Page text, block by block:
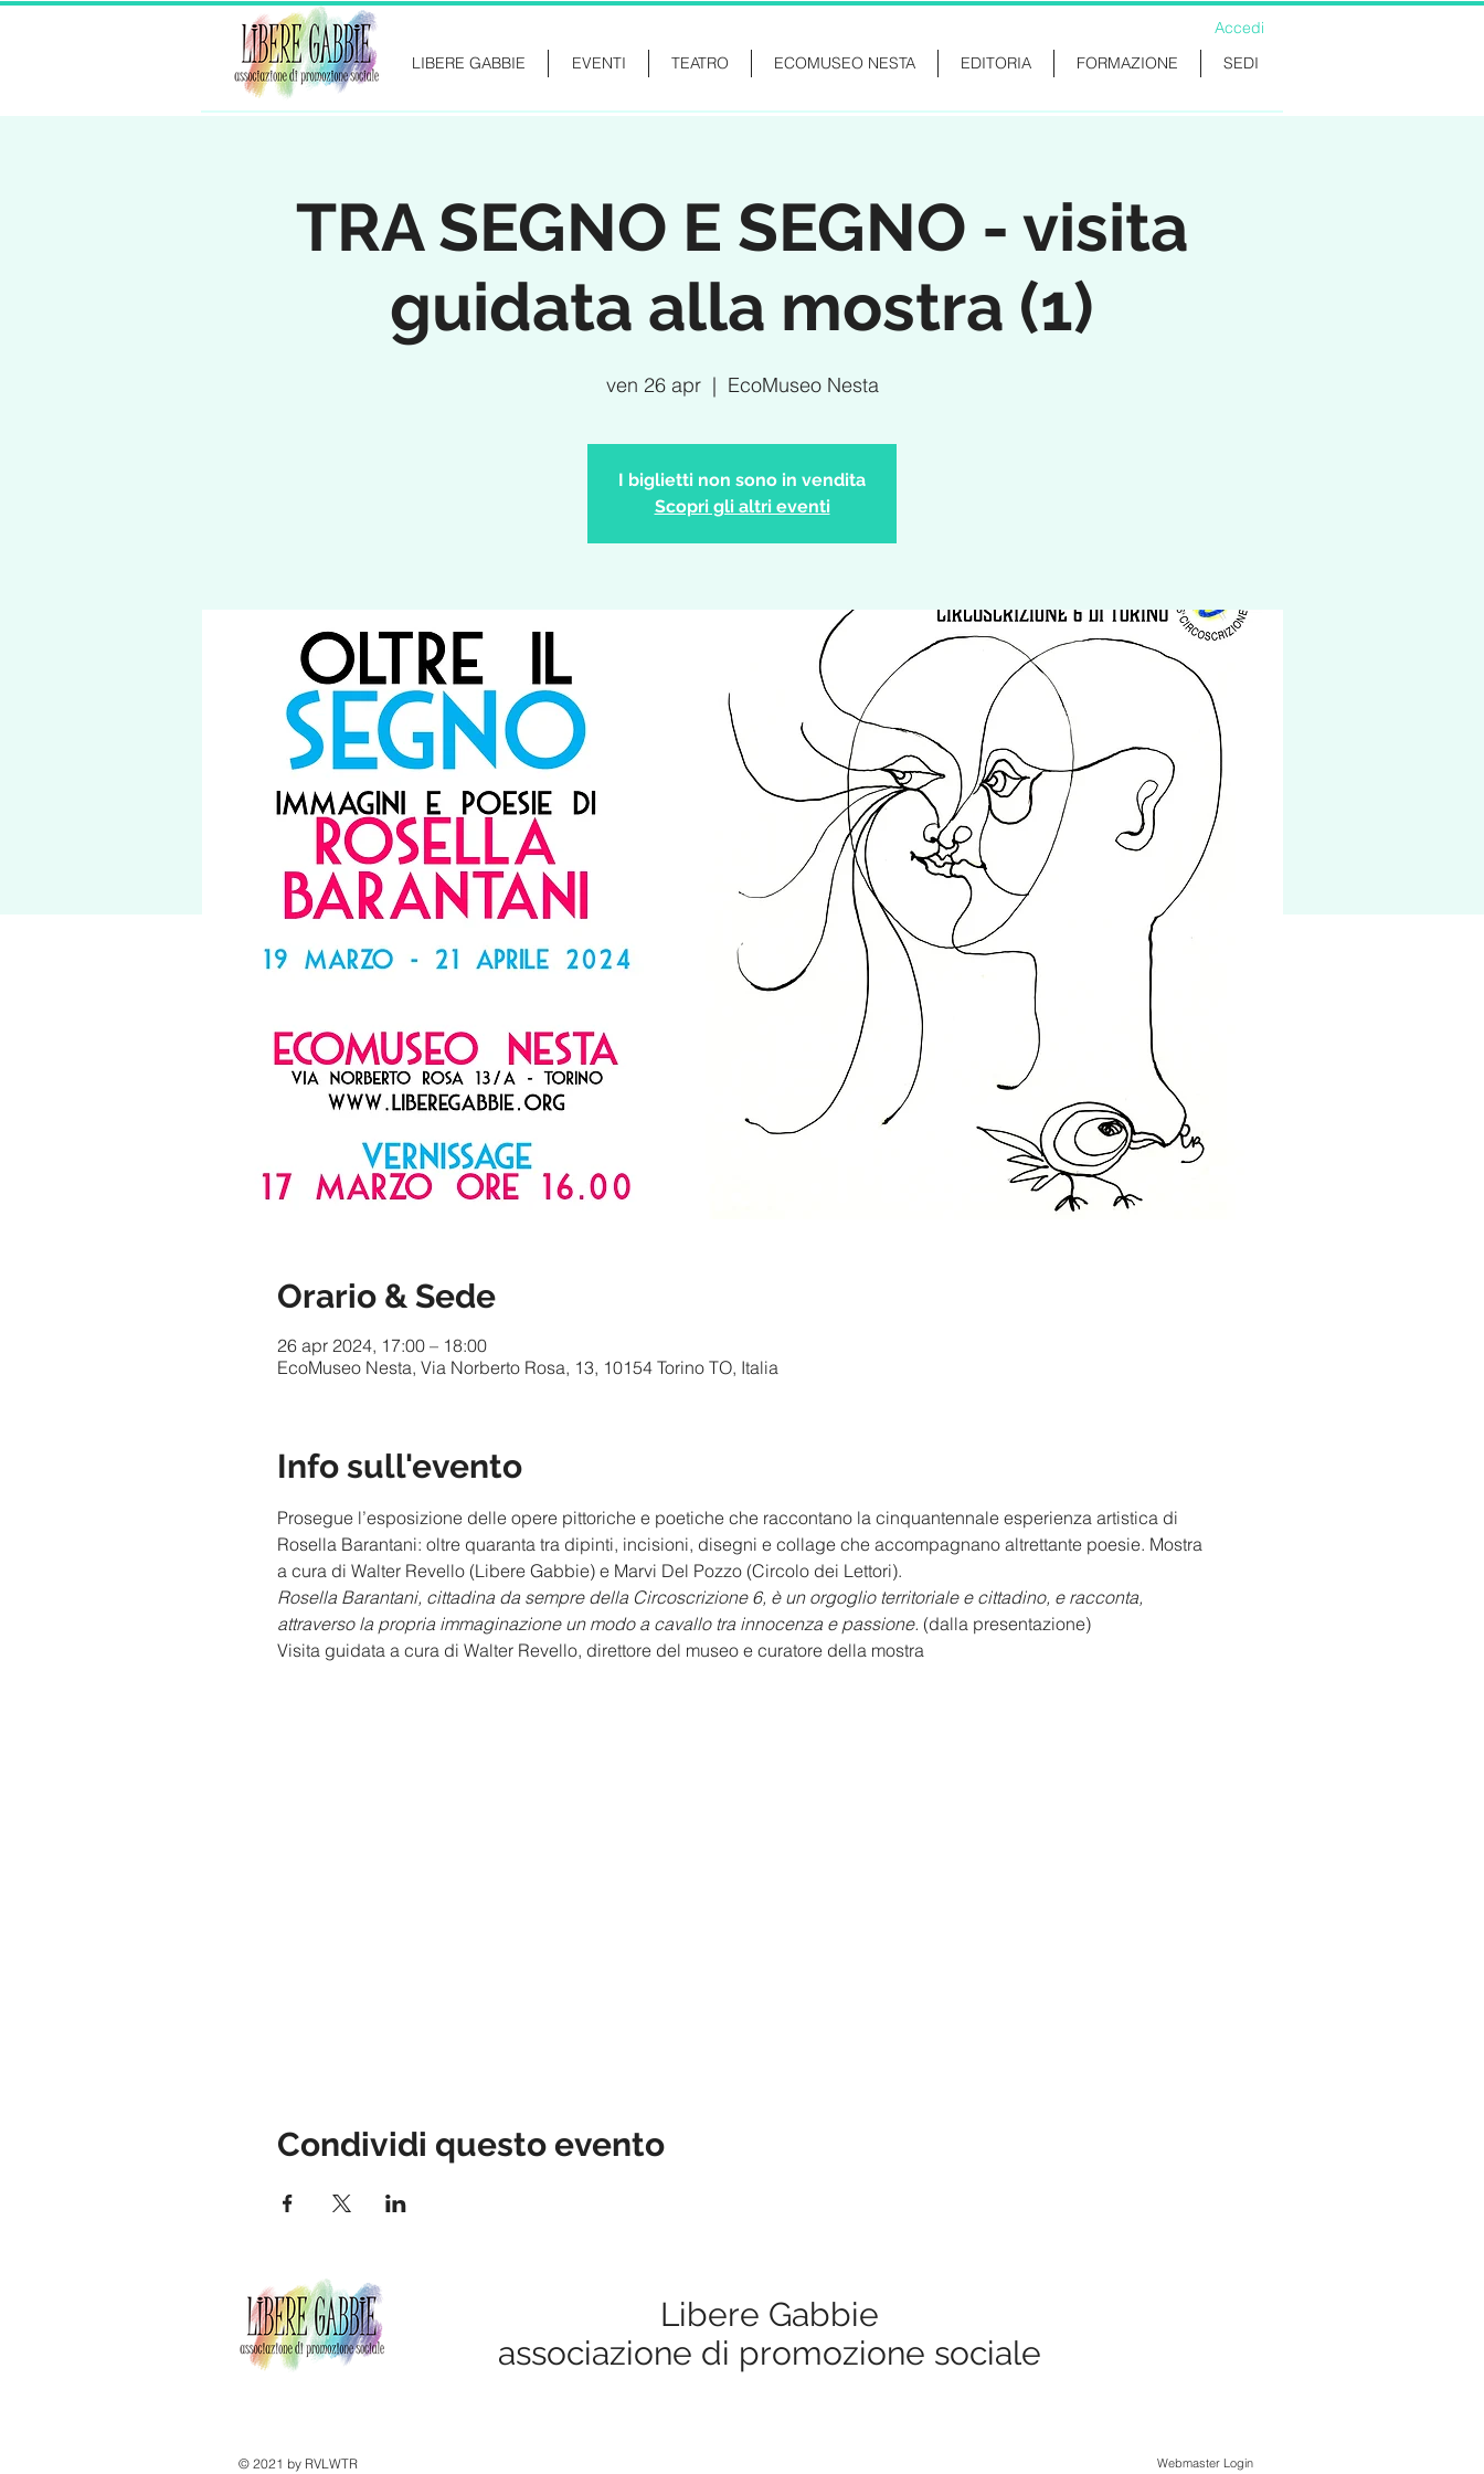
Accedi
LIBERE GABBIE
EVENTI TEATRO ECOMUSEO NESTA EDITORIA FORMAZIONE SEDI
TRA SEGNO E SEGNO - visita
guidata alla mostra (1)
ven 26 apr
  |
EcoMuseo Nesta
I biglietti non sono in vendita
Scopri gli altri eventi
Orario & Sede
26 apr 2024, 17:00 – 18:00
EcoMuseo Nesta, Via Norberto Rosa, 13, 10154 Torino TO, Italia
Info sull'evento
Prosegue l’esposizione delle opere pittoriche e poetiche che raccontano la cinquantennale esperienza artistica di
Rosella Barantani: oltre quaranta tra dipinti, incisioni, disegni e collage che accompagnano altrettante poesie. Mostra
a cura di Walter Revello (Libere Gabbie) e Marvi Del Pozzo (Circolo dei Lettori).
Rosella Barantani, cittadina da sempre della Circoscrizione 6, è un orgoglio territoriale e cittadino, e racconta,
attraverso la propria immaginazione un modo a cavallo tra innocenza e passione. (dalla presentazione)
Visita guidata a cura di Walter Revello, direttore del museo e curatore della mostra
Condividi questo evento
Libere Gabbie
associazione di promozione sociale
© 2021 by RVLWTR Webmaster Login